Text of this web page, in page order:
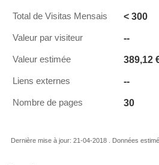
Total de Visitas Mensais < 300
Valeur par visiteur --
Valeur estimée 389,12
Liens externes --
Nombre de pages 30
Dernière mise à jour: 21-04-2018 . Données